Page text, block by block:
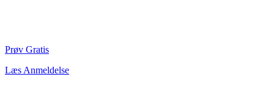
Prøv Gratis
Læs Anmeldelse